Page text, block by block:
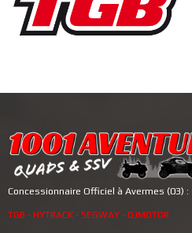
Concessionnaire Officiel à Avermes (03) :
TGB - HYTRACK - SEGWAY - QJMOTOR